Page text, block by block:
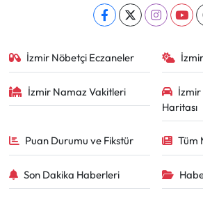
İzmir Nöbetçi Eczaneler
İzmir Namaz Vakitleri
İzmir
Haritası
Puan Durumu ve Fikstür Tüm
Son Dakika Haberleri